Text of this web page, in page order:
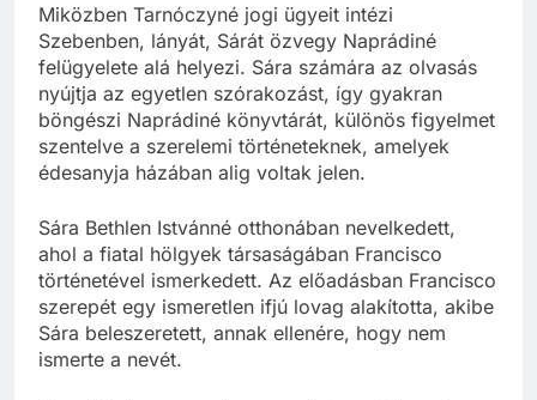
Miközben Tarnóczyné jogi ügyeit intézi
Szebenben, lányát, Sárát özvegy Naprádiné
felügyelete alá helyezi. Sára számára az olvasás
nyújtja az egyetlen szórakozást, így gyakran
böngészi Naprádiné könyvtárát, különös figyelmet
szentelve a szerelemi történeteknek, amelyek
édesanyja házában alig voltak jelen.
Sára Bethlen Istvánné otthonában nevelkedett,
ahol a fiatal hölgyek társaságában Francisco
történetével ismerkedett. Az előadásban Francisco
szerepét egy ismeretlen ifjú lovag alakította, akibe
Sára beleszeretett, annak ellenére, hogy nem
ismerte a nevét.